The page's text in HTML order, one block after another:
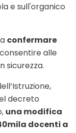
e sull'organico
confermare
alle
sicurezza.
decreto
una modifica
docenti a